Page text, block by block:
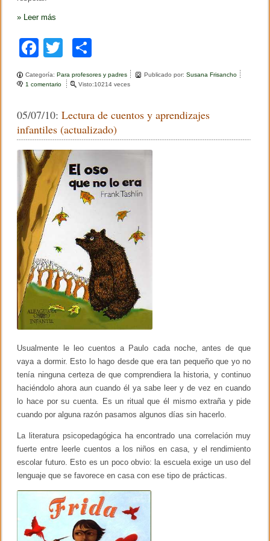
t
n
c
u
í
y
e
f
l
ó
n
s
o
e
o
s
n
i
ñ
o
s
» Leer más
F
a
c
b
o
o
k
tt
m
ar
tir
Categoría:Para profesores y padres Publicado por:Susana Frisancho
1 comentario
e
i
z
d
a
m
a
t
o
!
Visto:10214 veces
05/07/10:Lectura de cuentos y aprendizajes
infantiles (actualizado)
Usualmente le leo cuentos a Paulo cada noche, antes de que
vaya a dormir. Esto lo hago desde que era tan pequeño que yo no
tenía ninguna certeza de que comprendiera la historia, y continuo
haciéndolo ahora aun cuando él ya sabe leer y de vez en cuando
lo hace por su cuenta. Es un ritual que él mismo extraña y pide
cuando por alguna razón pasamos algunos días sin hacerlo.
La literatura psicopedagógica ha encontrado una correlación muy
fuerte entre leerle cuentos a los niños en casa, y el rendimiento
escolar futuro. Esto es un poco obvio: la escuela exige un uso del
lenguaje que se favorece en casa con ese tipo de prácticas.